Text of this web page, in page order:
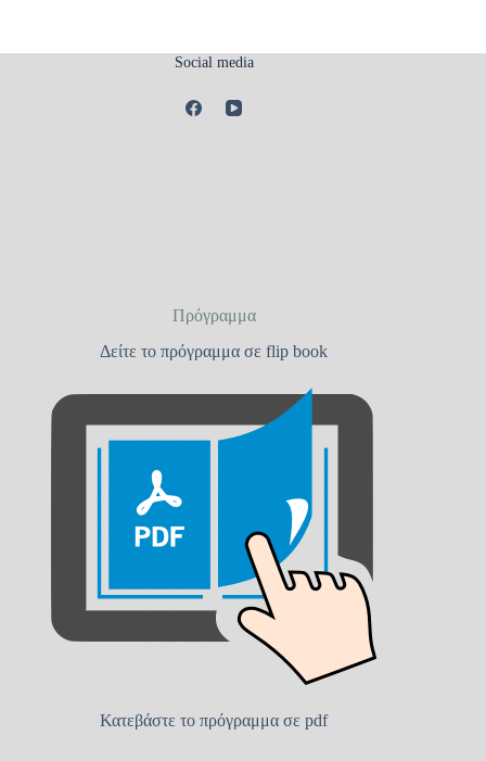
Social media
Πρόγραμμα
Δείτε το πρόγραμμα σε flip book
Κατεβάστε το πρόγραμμα σε pdf